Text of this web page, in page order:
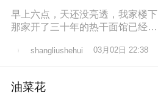
早上六点，天还没亮透，我家楼下
那家开了三十年的热干面馆已经排
速快得像弹钢琴。一勺芝麻酱、半
shangliushehui 03月02日 22:38
油菜花